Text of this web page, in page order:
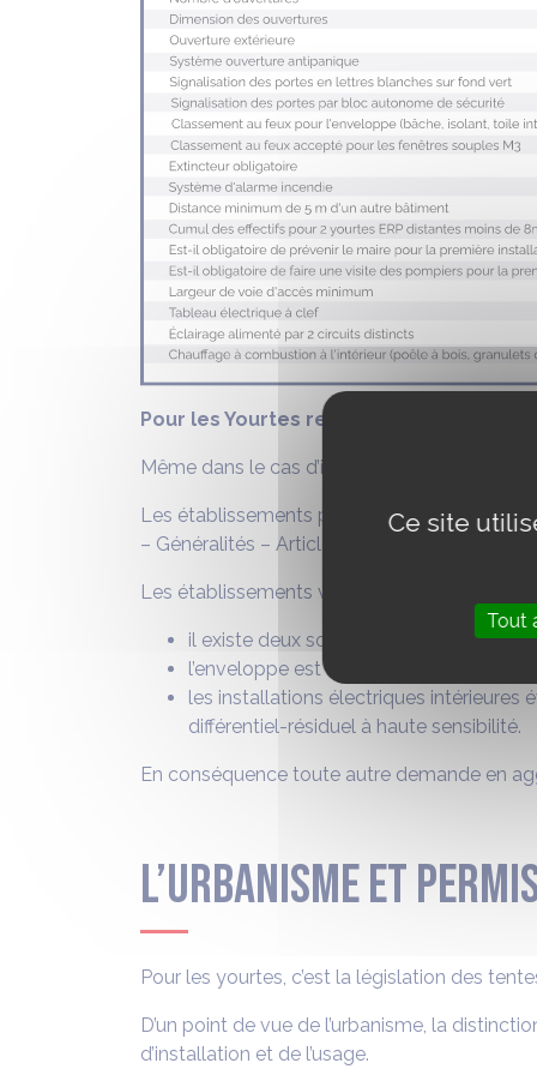
Pour les Yourtes recevant moins de 50
Même dans le cas d’implantations
Les établissements pouvant recevoir plus
– Généralités – Article CTS1 – § 3) : Section
Les établissements visés à l’article CTS 1
il existe deux sorties de 0,80 mètre de
l’enveloppe est réalisée en matériaux
les installations électriques intérieures
différentiel-résiduel à haute sensibilité.
En conséquence toute autre demande en
L’URBANISME ET
Pour les yourtes, c’est la législation des
D’un point de vue de l’urbanisme, la
d’installation et de l’usage.
Ce site
Tout